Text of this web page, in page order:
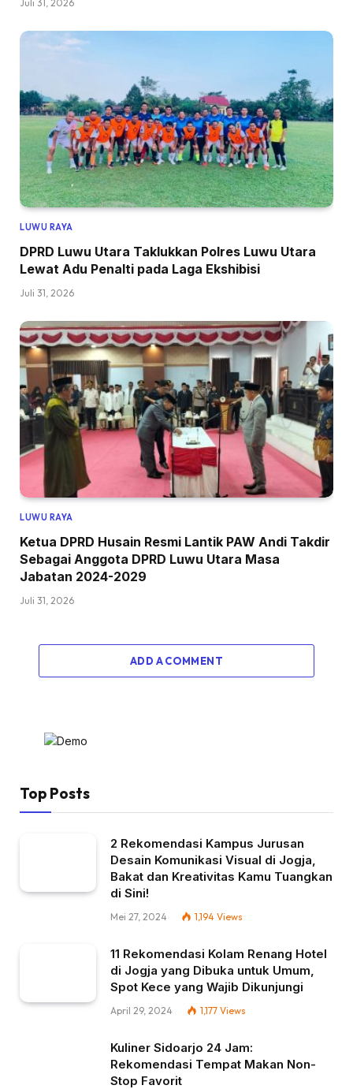
Juli 31, 2026
LUWU RAYA
DPRD Luwu Utara Taklukkan Polres Luwu Utara
Lewat Adu Penalti pada Laga Ekshibisi
Juli 31, 2026
LUWU RAYA
Ketua DPRD Husain Resmi Lantik PAW Andi Takdir
Sebagai Anggota DPRD Luwu Utara Masa
Jabatan 2024-2029
Juli 31, 2026
ADD A COMMENT
Top Posts
2 Rekomendasi Kampus Jurusan
Desain Komunikasi Visual di Jogja,
Bakat dan Kreativitas Kamu Tuangkan
di Sini!
Mei 27, 2024 1,194 Views
11 Rekomendasi Kolam Renang Hotel
di Jogja yang Dibuka untuk Umum,
Spot Kece yang Wajib Dikunjungi
April 29, 2024 1,177 Views
Kuliner Sidoarjo 24 Jam:
Rekomendasi Tempat Makan Non-
Stop Favorit